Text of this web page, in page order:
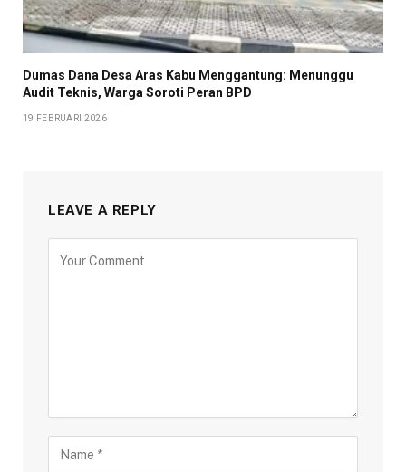
Dumas Dana Desa Aras Kabu Menggantung: Menunggu
Audit Teknis, Warga Soroti Peran BPD
19 FEBRUARI 2026
LEAVE A REPLY